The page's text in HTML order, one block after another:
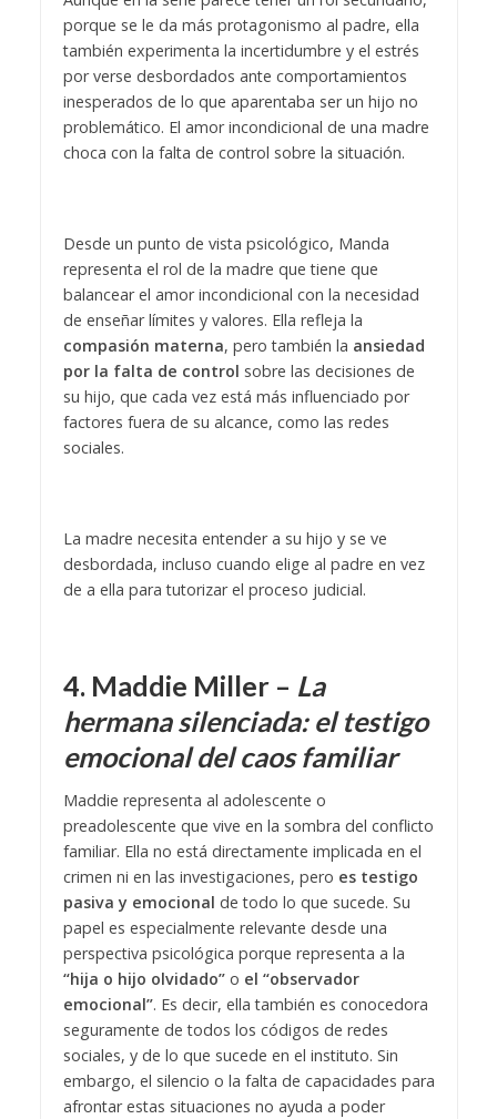
porque se le da más protagonismo al padre, ella
también experimenta la incertidumbre y el estrés
por verse desbordados ante comportamientos
inesperados de lo que aparentaba ser un hijo no
problemático. El amor incondicional de una madre
choca con la falta de control sobre la situación.
Desde un punto de vista psicológico, Manda
representa el rol de la madre que tiene que
balancear el amor incondicional con la necesidad
de enseñar límites y valores. Ella refleja la
compasión materna, pero también la ansiedad
por la falta de control sobre las decisiones de
su hijo, que cada vez está más influenciado por
factores fuera de su alcance, como las redes
sociales.
La madre necesita entender a su hijo y se ve
desbordada, incluso cuando elige al padre en vez
de a ella para tutorizar el proceso judicial.
4. Maddie Miller – La
hermana silenciada: el testigo
emocional del caos familiar
Maddie representa al adolescente o
preadolescente que vive en la sombra del conflicto
familiar. Ella no está directamente implicada en el
crimen ni en las investigaciones, pero es testigo
pasiva y emocional de todo lo que sucede. Su
papel es especialmente relevante desde una
perspectiva psicológica porque representa a la
“hija o hijo olvidado”o el “observador
emocional”. Es decir, ella también es conocedora
seguramente de todos los códigos de redes
sociales, y de lo que sucede en el instituto. Sin
embargo, el silencio o la falta de capacidades para
afrontar estas situaciones no ayuda a poder